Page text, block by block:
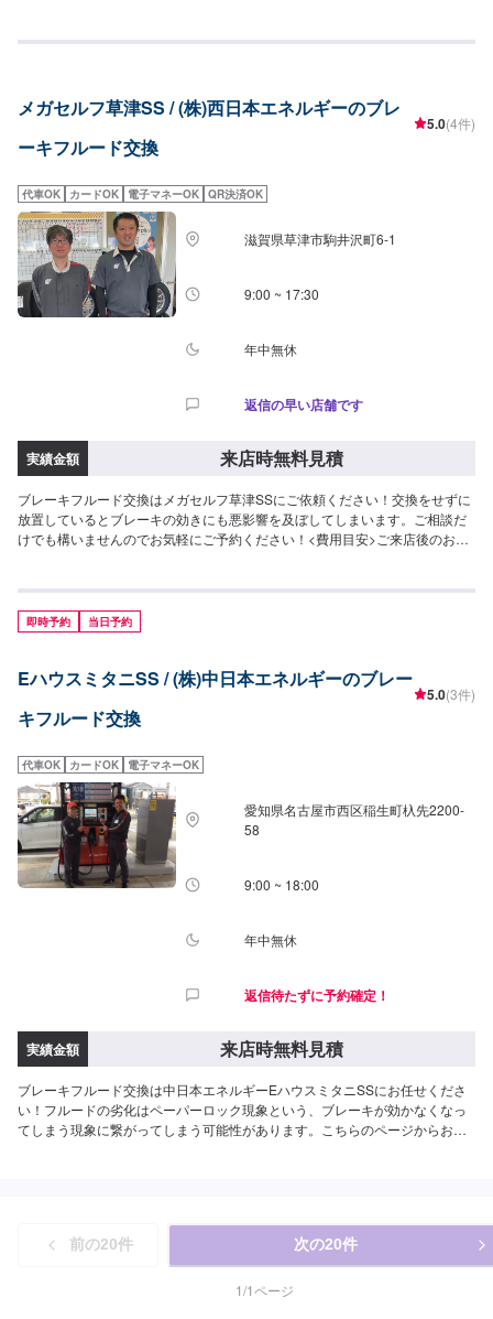
メガセルフ草津SS / (株)西日本エネルギーのブレ
ーキフルード交換
5.0(4件)
代車OK カードOK 電子マネーOK QR決済OK
滋賀県草津市駒井沢町6-1
9:00 ~ 17:30
年中無休
返信の早い店舗です
実績金額 来店時無料見積
ブレーキフルード交換はメガセルフ草津SSにご依頼ください！交換をせずに
放置しているとブレーキの効きにも悪影響を及ぼしてしまいます。ご相談だ
けでも構いませんのでお気軽にご予約ください！<費用目安>ご来店後のお見
即時予約 当日予約
EハウスミタニSS / (株)中日本エネルギーのブレー
キフルード交換
5.0(3件)
代車OK カードOK 電子マネーOK
愛知県名古屋市西区稲生町杁先2200-
58
9:00 ~ 18:00
年中無休
返信待たずに予約確定！
実績金額 来店時無料見積
ブレーキフルード交換は中日本エネルギーEハウスミタニSSにお任せくださ
い！フルードの劣化はペーパーロック現象という、ブレーキが効かなくなっ
てしまう現象に繋がってしまう可能性があります。こちらのページからお気
前の20件 次の20件
1/1ページ